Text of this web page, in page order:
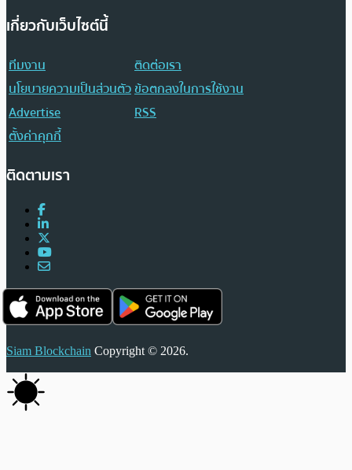
เกี่ยวกับเว็บไซต์นี้
ทีมงาน
ติดต่อเรา
นโยบายความเป็นส่วนตัวข้อตกลงในการใช้งาน
Advertise
RSS
ตั้งค่าคุกกี้
ติดตามเรา
Siam Blockchain Copyright © 2026.